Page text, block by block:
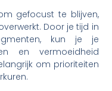
gefocust te blijven,
Door je tijd in
kun je je
en vermoeidheid
om prioriteiten